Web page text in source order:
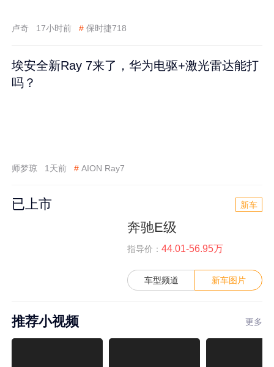
卢奇 17小时前 # 保时捷718
埃安全新Ray 7来了，华为电驱+激光雷达能打
吗？
师梦琼 1天前 # AION Ray7
已上市 新车
奔驰E级
指导价： 44.01-56.95万
车型频道 新车图片
推荐小视频 更多